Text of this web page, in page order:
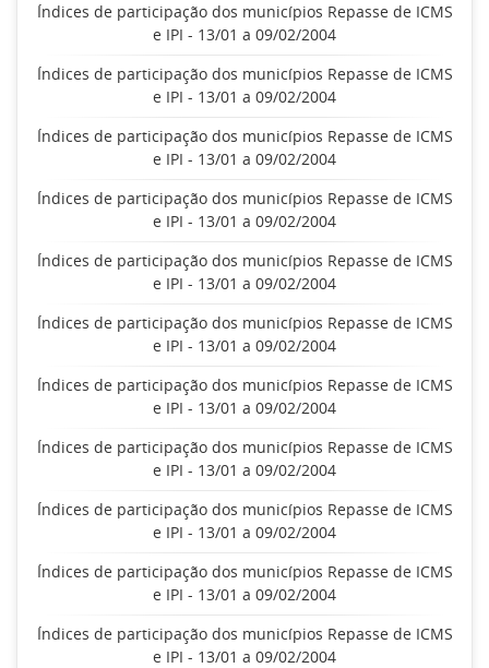
Índices de participação dos municípios Repasse de ICMS
e IPI - 13/01 a 09/02/2004
Índices de participação dos municípios Repasse de ICMS
e IPI - 13/01 a 09/02/2004
Índices de participação dos municípios Repasse de ICMS
e IPI - 13/01 a 09/02/2004
Índices de participação dos municípios Repasse de ICMS
e IPI - 13/01 a 09/02/2004
Índices de participação dos municípios Repasse de ICMS
e IPI - 13/01 a 09/02/2004
Índices de participação dos municípios Repasse de ICMS
e IPI - 13/01 a 09/02/2004
Índices de participação dos municípios Repasse de ICMS
e IPI - 13/01 a 09/02/2004
Índices de participação dos municípios Repasse de ICMS
e IPI - 13/01 a 09/02/2004
Índices de participação dos municípios Repasse de ICMS
e IPI - 13/01 a 09/02/2004
Índices de participação dos municípios Repasse de ICMS
e IPI - 13/01 a 09/02/2004
Índices de participação dos municípios Repasse de ICMS
e IPI - 13/01 a 09/02/2004